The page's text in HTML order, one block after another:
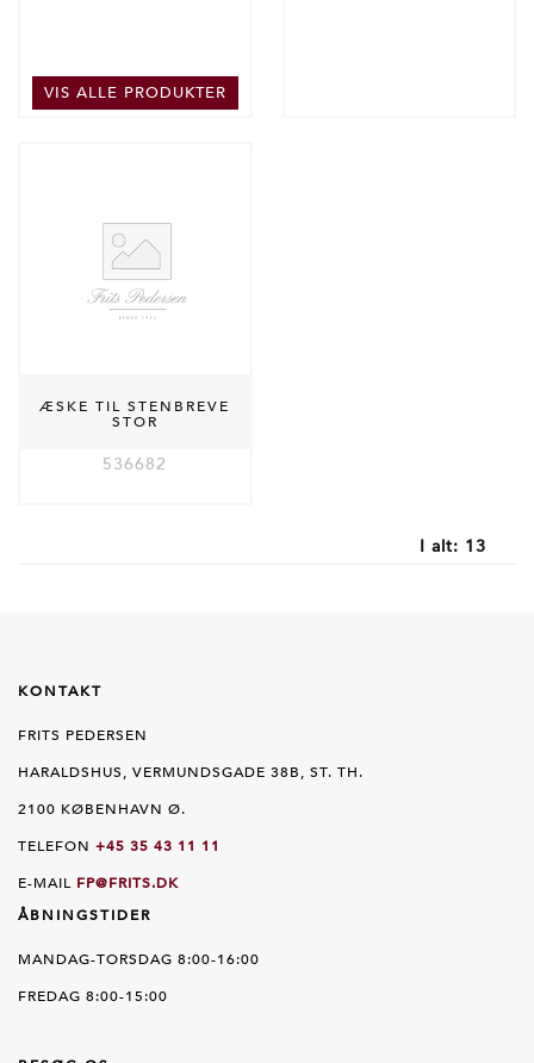
VIS ALLE PRODUKTER
ÆSKE TIL STENBREVE
STOR
536682
I alt: 13
KONTAKT
FRITS PEDERSEN
HARALDSHUS, VERMUNDSGADE 38B, ST. TH.
2100 KØBENHAVN Ø.
TELEFON +45 35 43 11 11
E-MAIL FP@FRITS.DK
ÅBNINGSTIDER
MANDAG-TORSDAG 8:00-16:00
FREDAG 8:00-15:00